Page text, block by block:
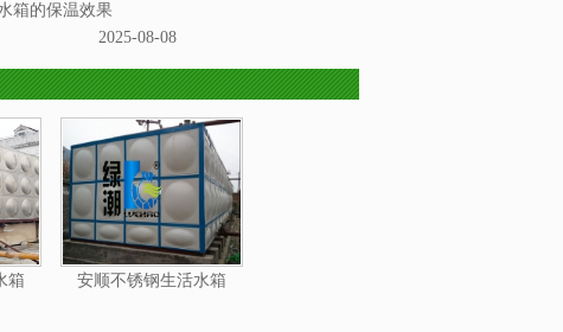
箱的保温效果
2025-08-08
箱 安顺不锈钢生活水箱